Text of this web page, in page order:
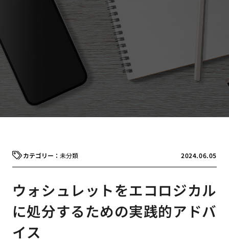
2024.06.05
未分類
ウォシュレットをエコロジカル
に処分するための実践的アドバ
イス